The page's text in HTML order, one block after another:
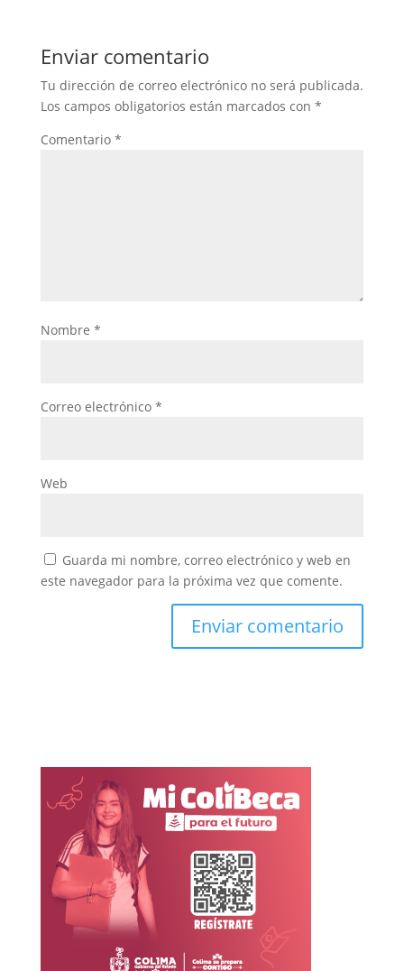
Enviar comentario
Tu dirección de correo electrónico no será publicada.
Los campos obligatorios están marcados con *
Comentario *
Nombre *
Correo electrónico *
Web
Guarda mi nombre, correo electrónico y web en
este navegador para la próxima vez que comente.